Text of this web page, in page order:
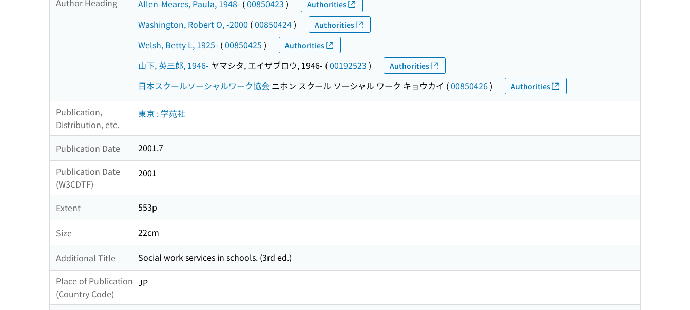
Allen-Meares, Paula, 1948- (00850423 ) Authorities
Washington, Robert O, -2000 (00850424) Authorities
Welsh, Betty L, 1925- (00850425 ) Authorities
山下, 英三郎, 1946- ヤマシタ, エイザブロウ, 1946- (00192523 ) Authorities
日本スクールソーシャルワーク協会 ニホン スクール ソーシャル ワーク キョウカイ (00850426) Authorities
Publication,
Distribution, etc.
東京 : 学苑社
Publication Date
2001.7
Publication Date
(W3CDTF)
2001
Extent 553p
Size 22cm
Additional Title
Social work services in schools. (3rd ed.)
Place of Publication
(Country Code)
JP